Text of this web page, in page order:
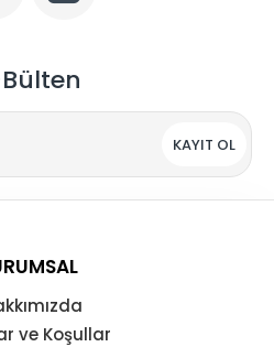
KAYIT OL
ve Koşullar